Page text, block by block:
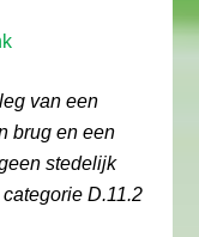
van een
brug en een
stedelijk
D.11.2